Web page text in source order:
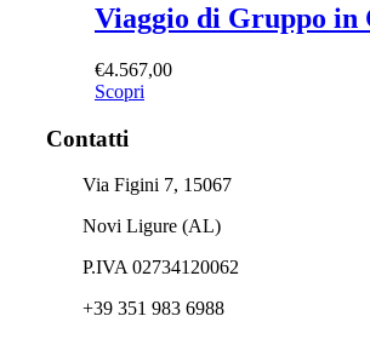
Viaggio di Gruppo in
€4.567,00
Scopri
Contatti
Via Figini 7, 15067
Novi Ligure (AL)
P.IVA 02734120062
+39 351 983 6988